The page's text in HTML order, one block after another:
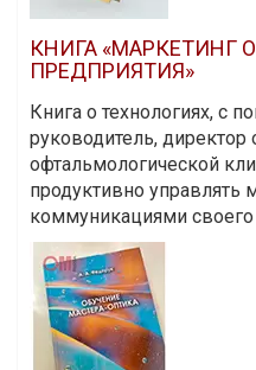
КНИГА «МАРКЕТИНГ
ПРЕДПРИЯТИЯ»
Книга о технологиях, с
руководитель, директор
офтальмологической
продуктивно управлять
коммуникациями своего